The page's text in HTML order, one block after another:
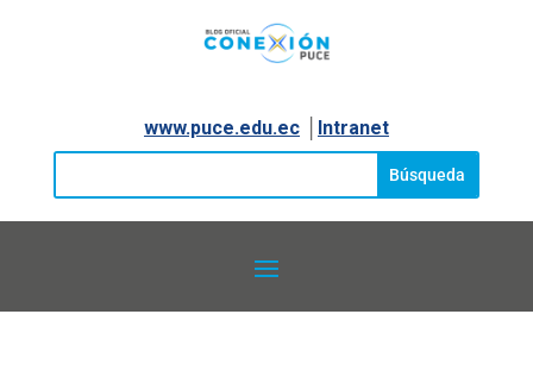
www.puce.edu.ec│ Intranet